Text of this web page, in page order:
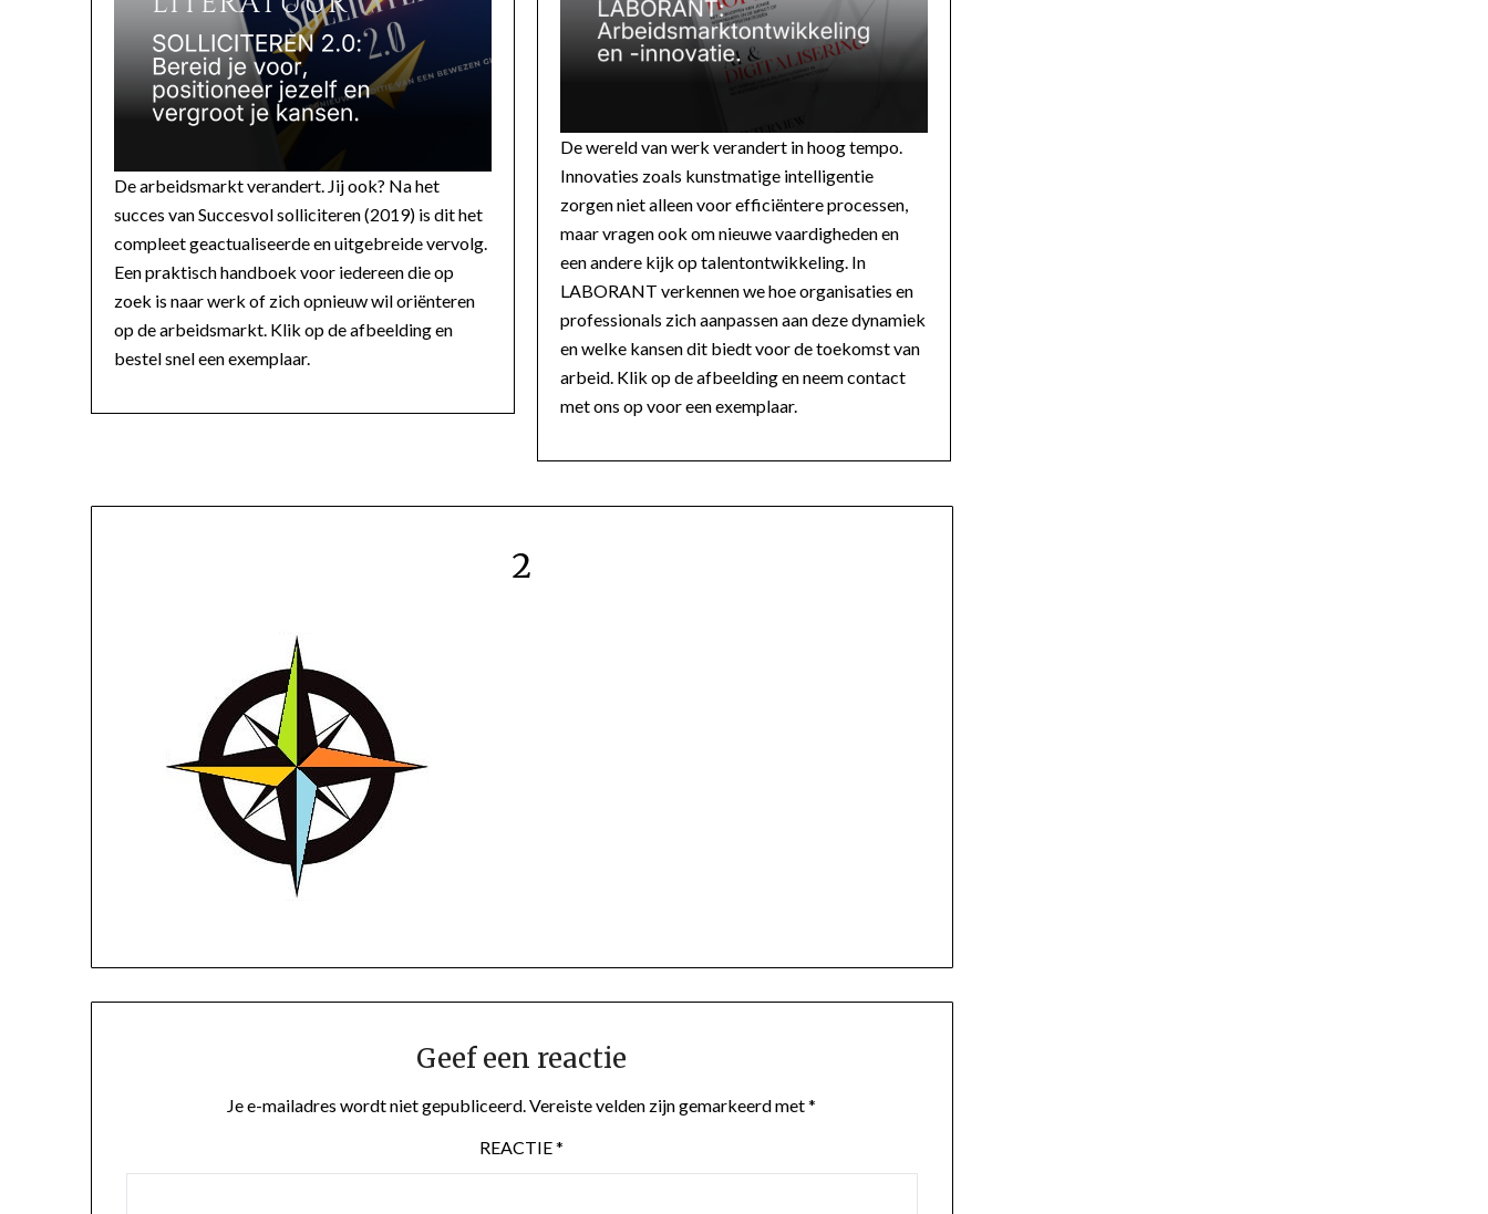
De arbeidsmarkt verandert. Jij ook? Na het
succes van Succesvol solliciteren (2019) is dit het
compleet geactualiseerde en uitgebreide vervolg.
Een praktisch handboek voor iedereen die op
zoek is naar werk of zich opnieuw wil oriënteren
op de arbeidsmarkt. Klik op de afbeelding en
bestel snel een exemplaar.
De wereld van werk verandert in hoog tempo.
Innovaties zoals kunstmatige intelligentie
zorgen niet alleen voor efficiëntere processen,
maar vragen ook om nieuwe vaardigheden en
een andere kijk op talentontwikkeling. In
LABORANT verkennen we hoe organisaties en
professionals zich aanpassen aan deze dynamiek
en welke kansen dit biedt voor de toekomst van
arbeid. Klik op de afbeelding en neem contact
met ons op voor een exemplaar.
2
Geef een reactie
Je e-mailadres wordt niet gepubliceerd.Vereiste velden zijn gemarkeerd met*
REACTIE*